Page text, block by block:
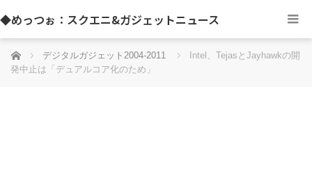
◆めっつぉ：スクエニ&ガジェットニュース
ホーム デジタルガジェット2004-2011
Intel、TejasとJayhawkの開
発中止は「デュアルコア化のため」